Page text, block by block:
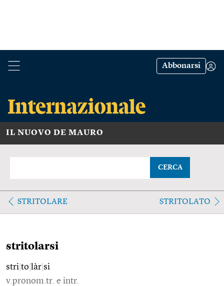
Abbonarsi
IL NUOVO DE MAURO
CERCA
STRITOLARE STRITOLATO
stritolarsi
stri to làr si
v.pronom.tr. e intr.